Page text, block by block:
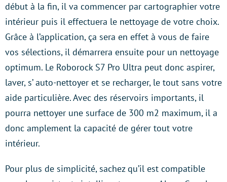
début à la fin, il va commencer par cartographier votre
intérieur puis il effectuera le nettoyage de votre choix.
Grâce à l’application, ça sera en effet à vous de faire
vos sélections, il démarrera ensuite pour un nettoyage
optimum. Le Roborock S7 Pro Ultra peut donc aspirer,
laver, s’ auto-nettoyer et se recharger, le tout sans votre
aide particulière. Avec des réservoirs importants, il
pourra nettoyer une surface de 300 m2 maximum, il a
donc amplement la capacité de gérer tout votre
intérieur.
Pour plus de simplicité, sachez qu’il est compatible